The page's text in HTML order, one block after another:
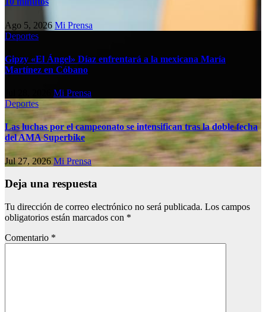
Ago 5, 2026 Mi Prensa
Deportes
Gipzy «El Ángel» Díaz enfrentará a la mexicana María
Martínez en Cóbano
Mi Prensa
Deportes
Las luchas por el campeonato se intensifican tras la doble fecha
del AMA Superbike
Jul 27, 2026Mi Prensa
Deja una respuesta
Tu dirección de correo electrónico no será publicada. Los campos
obligatorios están marcados con *
Comentario *